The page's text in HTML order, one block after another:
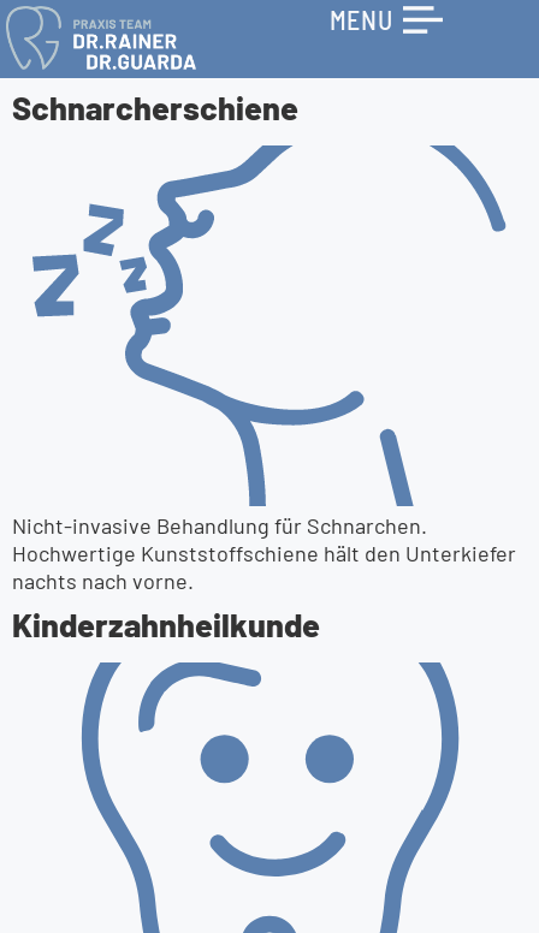
MENU
Schnarcher­schiene
Nicht-invasive Behandlung für Schnarchen.
Hochwertige Kunststoffschiene hält den Unterkiefer
nachts nach vorne.
Kinder­zahnheilkunde